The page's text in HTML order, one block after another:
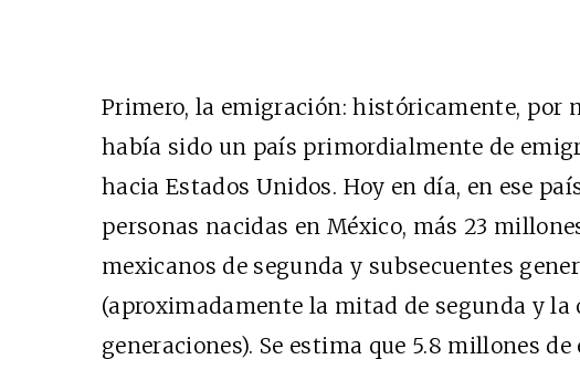
Primero, la emigración: históricamente, por
había sido un país primordialmente de
hacia Estados Unidos. Hoy en día, en ese
personas nacidas en México, más 23
mexicanos de segunda y subsecuentes
(aproximadamente la mitad de segunda y
generaciones). Se estima que 5.8 millones